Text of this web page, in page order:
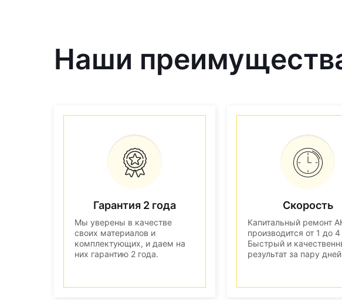
Наши
Гарантия 2 года
Мы уверены в качестве
своих материалов и
комплектующих, и даем на
них гарантию 2 года.
Скорость
Капитальный ремонт
производится от 1 до
Быстрый и
результат за пару